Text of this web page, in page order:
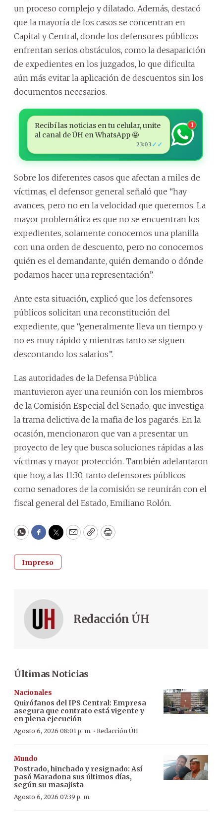
un proceso complejo y dilatado. Además, destacó
que la mayoría de los casos se concentran en
Capital y Central, donde los defensores públicos
enfrentan serios obstáculos, como la desaparición
de expedientes en los juzgados, lo que dificulta
aún más evitar la aplicación de descuentos sin los
documentos necesarios.
Recibí las noticias en tu celular, unite
al canal de ÚH en WhatsApp 🤩
23:03 ✓✓
1
Sobre los diferentes casos que afectan a miles de
víctimas, el defensor general señaló que “hay
avances, pero no en la velocidad que queremos. La
mayor problemática es que no se encuentran los
expedientes, solamente conocemos una planilla
con una orden de descuento, pero no conocemos
quién es el demandante, quién demando o dónde
podamos hacer una representación”.
Ante esta situación, explicó que los defensores
públicos solicitan una reconstitución del
expediente, que “generalmente lleva un tiempo y
no es muy rápido y mientras tanto se siguen
descontando los salarios”.
Las autoridades de la Defensa Pública
mantuvieron ayer una reunión con los miembros
de la Comisión Especial del Senado, que investiga
la trama delictiva de la mafia de los pagarés. En la
ocasión, mencionaron que van a presentar un
proyecto de ley que busca soluciones rápidas a las
víctimas y mayor protección. También adelantaron
que hoy, a las 11:30, tanto defensores públicos
como senadores de la comisión se reunirán con el
fiscal general del Estado, Emiliano Rolón.
WhatsApp
Facebook
Twitter
EmailCopyPrint
Impreso
Redacción ÚH
Últimas Noticias
Nacionales
Quirófanos del IPS Central: Empresa
asegura que contrato está vigente y
en plena ejecución
Agosto 6, 2026 08:01 p. m. · Redacción ÚH
Mundo
Postrado, hinchado y resignado: Así
pasó Maradona sus últimos días,
según su masajista
Agosto 6, 2026 07:39 p. m.